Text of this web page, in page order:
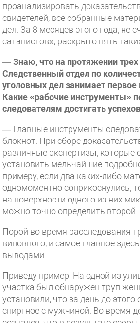
проанализировать
свидетелей, все собранные
дел. За 8 месяцев этого года, не
сатанистов», раскрыто пять
— Знаю, что на протяжении трех
Следственный отдел по
уголовных дел занимает первое
Какие «рабочие инструменты»
следователям достигать
— Главные инструменты
блокнот. При сборе
различные экспертизы, которые
установить мельчайшие
примеру, если два каких-либо
одномоментно соприкоснулись,
на поверхности одного из них
можно точно определить второй.
Порой во время расследования
виновного, и самое главное
выводами.
Приведу пример. На одной из
участка был обнаружен труп
установили, что за день до этого
спиртное с мужчиной. Во время